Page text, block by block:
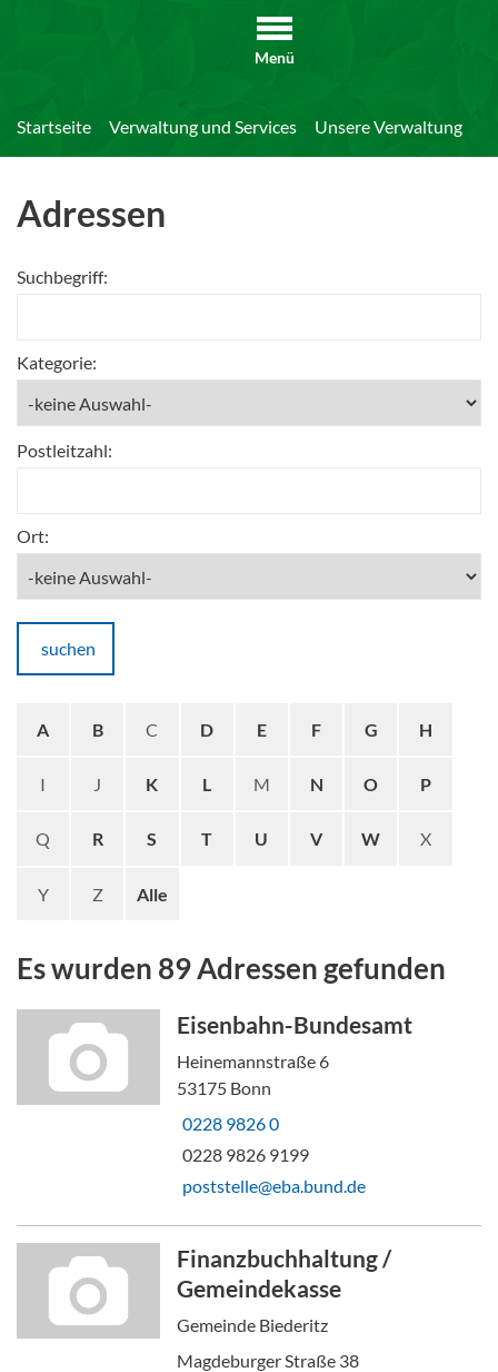
Menü
Startseite Verwaltung und Services Unsere Verwaltung
Adressen
Suchbegriff:
Kategorie:
Postleitzahl:
Ort:
suchen
A B C D E F G H
I J K L M N O P
Q R S T U V W X
Y Z Alle
Es wurden 89 Adressen gefunden
Eisenbahn-Bundesamt
Heinemannstraße 6
53175 Bonn
0228 9826 0
0228 9826 9199
poststelle@eba.bund.de
Finanzbuchhaltung /
Gemeindekasse
Gemeinde Biederitz
Magdeburger Straße 38